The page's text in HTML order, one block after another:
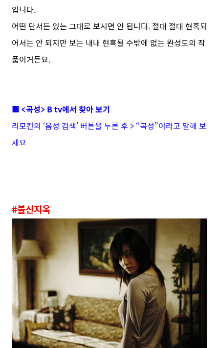
입니다.
어떤 단서든 있는 그대로 보시면 안 됩니다. 절대 절대 현혹되
어서는 안 되지만 보는 내내 현혹될 수밖에 없는 완성도의 작
품이거든요.
■ <곡성> B tv에서 찾아 보기
리모컨의 ‘음성 검색’ 버튼을 누른 후 > “곡성”이라고 말해 보
세요
#불신지옥